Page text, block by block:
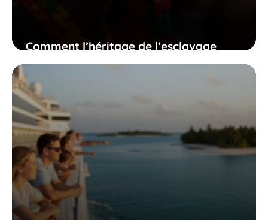
Comment l’héritage de l’esclavage
façonne nos relations et nos identités
aujourd’hui
13 juillet 2026